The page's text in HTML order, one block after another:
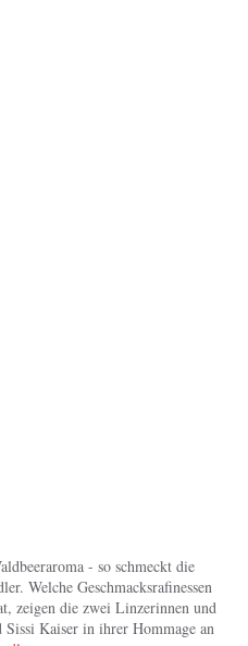
- so schmeckt die
Welche Geschmacksrafinessen
zeigen die zwei Linzerinnen und
Kaiser in ihrer Hommage an